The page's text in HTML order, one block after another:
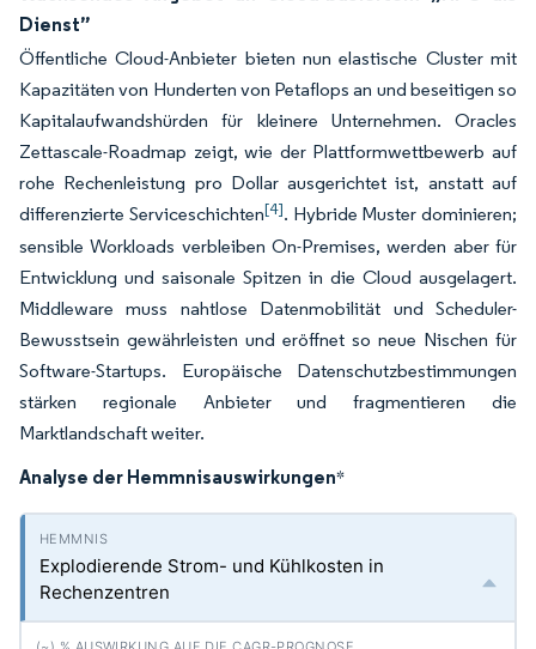
Dienst”
Öffentliche Cloud-Anbieter bieten nun elastische Cluster mit
Kapazitäten von Hunderten von Petaflops an und beseitigen so
Kapitalaufwandshürden für kleinere Unternehmen. Oracles
Zettascale-Roadmap zeigt, wie der Plattformwettbewerb auf
rohe Rechenleistung pro Dollar ausgerichtet ist, anstatt auf
differenzierte Serviceschichten[4]. Hybride Muster dominieren;
sensible Workloads verbleiben On-Premises, werden aber für
Entwicklung und saisonale Spitzen in die Cloud ausgelagert.
Middleware muss nahtlose Datenmobilität und Scheduler-
Bewusstsein gewährleisten und eröffnet so neue Nischen für
Software-Startups. Europäische Datenschutzbestimmungen
stärken regionale Anbieter und fragmentieren die
Marktlandschaft weiter.
Analyse der Hemmnisauswirkungen*
Explodierende Strom- und Kühlkosten in
Rechenzentren